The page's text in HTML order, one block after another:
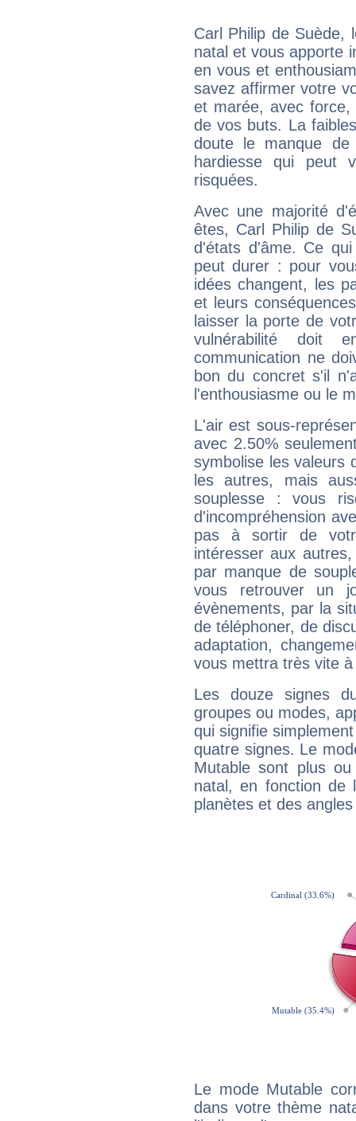
Carl Philip de Suède,
natal et vous apporte
en vous et
savez affirmer votre
et marée, avec
de vos buts. La
doute le manque
hardiesse qui peut
risquées.
Avec une majorité
êtes, Carl Philip de
d'états d'âme. Ce
peut durer : pour
idées changent, les
et leurs
laisser la porte de
vulnérabilité doit
communication ne
bon du concret s'il
l'enthousiasme ou le
L'air est sous-
avec 2.50%
symbolise les valeurs
les autres, mais
souplesse : vous
d'incompréhension
pas à sortir de
intéresser aux
par manque de
vous retrouver un
évènements, par la
de téléphoner, de
adaptation,
vous mettra très vite
Les douze signes
groupes ou modes,
qui signifie
quatre signes. Le
Mutable sont plus
natal, en fonction de
planètes et des
Le mode Mutable
dans votre thème